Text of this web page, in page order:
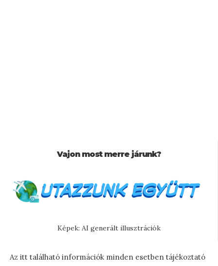
Vajon most merre járunk?
Képek: AI generált illusztrációk
Az itt található információk minden esetben tájékoztató